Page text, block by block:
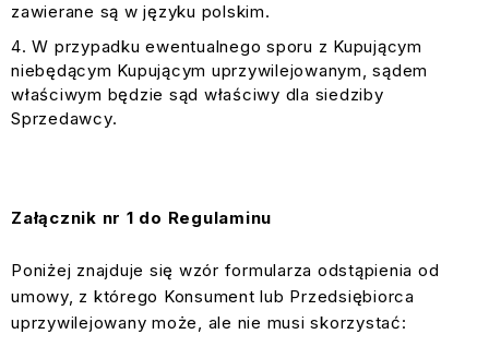
zawierane są w języku polskim.
W przypadku ewentualnego sporu z Kupującym
niebędącym Kupującym uprzywilejowanym, sądem
właściwym będzie sąd właściwy dla siedziby
Sprzedawcy.
Załącznik nr 1 do Regulaminu
Poniżej znajduje się wzór formularza odstąpienia od
umowy, z którego Konsument lub Przedsiębiorca
uprzywilejowany może, ale nie musi skorzystać: